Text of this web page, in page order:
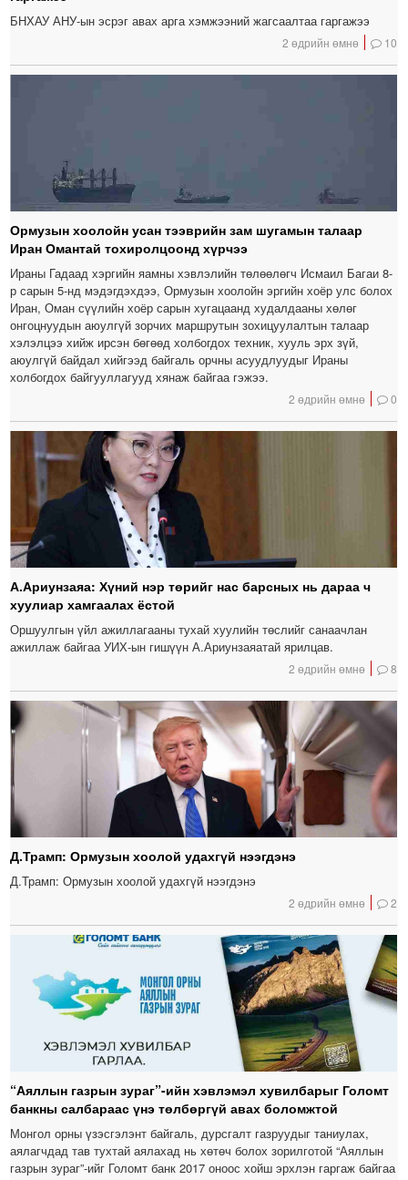
БНХАУ АНУ-ын эсрэг авах арга хэмжээний жагсаалтаа гаргажээ
2 өдрийн өмнө 10
Ормузын хоолойн усан тээврийн зам шугамын талаар
Иран Омантай тохиролцоонд хүрчээ
Ираны Гадаад хэргийн яамны хэвлэлийн төлөөлөгч Исмаил Багаи 8-
р сарын 5-нд мэдэгдэхдээ, Ормузын хоолойн эргийн хоёр улс болох
Иран, Оман сүүлийн хоёр сарын хугацаанд худалдааны хөлөг
онгоцнуудын аюулгүй зорчих маршрутын зохицуулалтын талаар
хэлэлцээ хийж ирсэн бөгөөд холбогдох техник, хууль эрх зүй,
аюулгүй байдал хийгээд байгаль орчны асуудлуудыг Ираны
холбогдох байгууллагууд хянаж байгаа гэжээ.
2 өдрийн өмнө 0
А.Ариунзаяа: Хүний нэр төрийг нас барсных нь дараа ч
хуулиар хамгаалах ёстой
Оршуулгын үйл ажиллагааны тухай хуулийн төслийг санаачлан
ажиллаж байгаа УИХ-ын гишүүн А.Ариунзаяатай ярилцав.
2 өдрийн өмнө 8
Д.Трамп: Ормузын хоолой удахгүй нээгдэнэ
Д.Трамп: Ормузын хоолой удахгүй нээгдэнэ
2 өдрийн өмнө 2
“Аяллын газрын зураг”-ийн хэвлэмэл хувилбарыг Голомт
банкны салбараас үнэ төлбөргүй авах боломжтой
Монгол орны үзэсгэлэнт байгаль, дурсгалт газруудыг таниулах,
аялагчдад тав тухтай аялахад нь хөтөч болох зорилготой “Аяллын
газрын зураг”-ийг Голомт банк 2017 оноос хойш эрхлэн гаргаж байгаа